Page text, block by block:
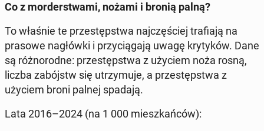
Co z mor­der­stwa­mi, nożami i bronią palną?
To właśnie te prze­stęp­stwa naj­czę­ściej tra­fia­ją na
prasowe na­głów­ki i przy­cią­ga­ją uwagę kry­ty­ków. Dane
są róż­no­rod­ne: prze­stęp­stwa z użyciem noża rosną,
liczba za­bójstw się utrzy­mu­je, a prze­stęp­stwa z
użyciem broni palnej spadają.
Lata 2016–2024 (na 1 000 miesz­kań­ców):